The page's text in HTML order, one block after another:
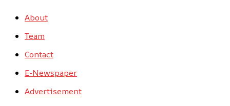
About
Team
Contact
E-Newspaper
Advertisement